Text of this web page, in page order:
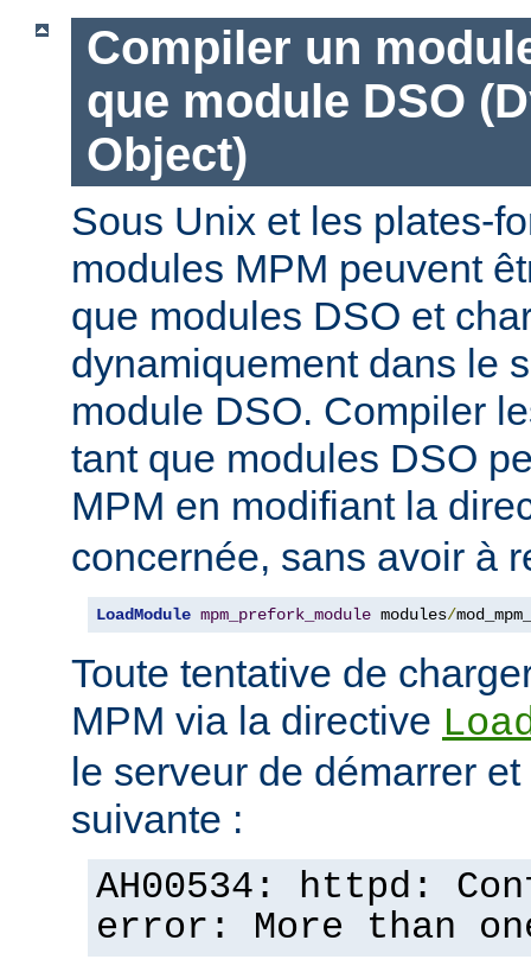
Compiler un
que module DSO
Object)
Sous Unix et les plates-
modules MPM peuvent
que modules DSO et
dynamiquement dans le
module DSO. Compiler
tant que modules DSO
MPM en modifiant la
concernée, sans avoir à
LoadModule mpm_prefork_module modules/
Toute tentative de
MPM via la directive
le serveur de démarrer
suivante :
AH00534: httpd:
error: More than